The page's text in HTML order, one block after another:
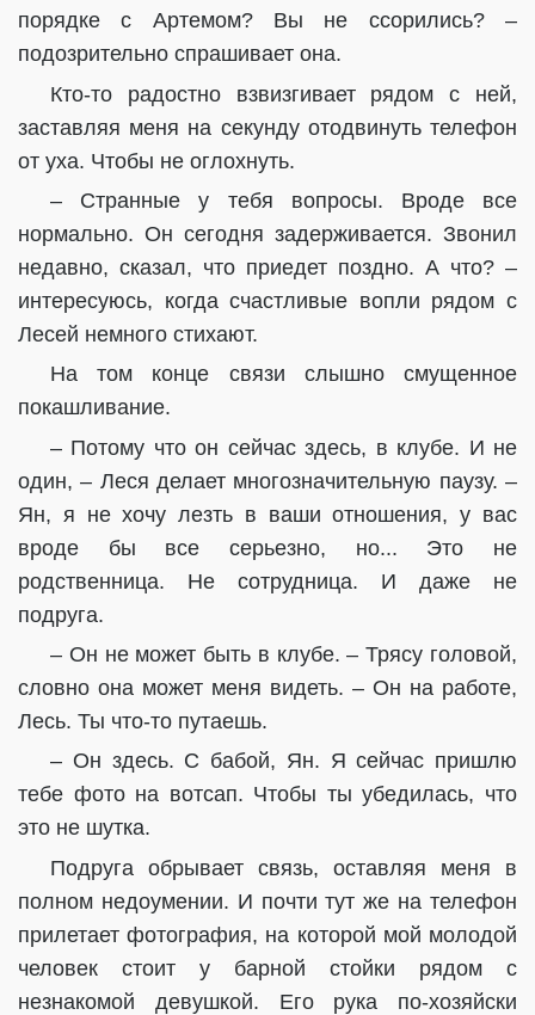
порядке с Артемом? Вы не ссорились? –
подозрительно спрашивает она.
Кто-то радостно взвизгивает рядом с ней,
заставляя меня на секунду отодвинуть телефон
от уха. Чтобы не оглохнуть.
– Странные у тебя вопросы. Вроде все
нормально. Он сегодня задерживается. Звонил
недавно, сказал, что приедет поздно. А что? –
интересуюсь, когда счастливые вопли рядом с
Лесей немного стихают.
На том конце связи слышно смущенное
покашливание.
– Потому что он сейчас здесь, в клубе. И не
один, – Леся делает многозначительную паузу. –
Ян, я не хочу лезть в ваши отношения, у вас
вроде бы все серьезно, но... Это не
родственница. Не сотрудница. И даже не
подруга.
– Он не может быть в клубе. – Трясу головой,
словно она может меня видеть. – Он на работе,
Лесь. Ты что-то путаешь.
– Он здесь. С бабой, Ян. Я сейчас пришлю
тебе фото на вотсап. Чтобы ты убедилась, что
это не шутка.
Подруга обрывает связь, оставляя меня в
полном недоумении. И почти тут же на телефон
прилетает фотография, на которой мой молодой
человек стоит у барной стойки рядом с
незнакомой девушкой. Его рука по-хозяйски